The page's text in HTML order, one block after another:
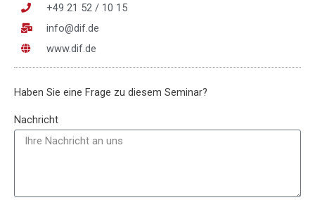
+49 21 52 / 10 15
info@dif.de
www.dif.de
Haben Sie eine Frage zu diesem Seminar?
Nachricht